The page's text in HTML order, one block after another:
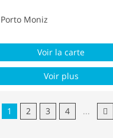
Moniz
Voir la carte
Voir plus
1 2 3 4 ...